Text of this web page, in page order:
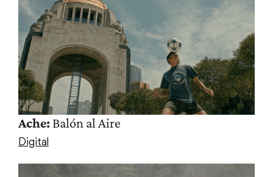
Ache:Balón al Aire
Digital